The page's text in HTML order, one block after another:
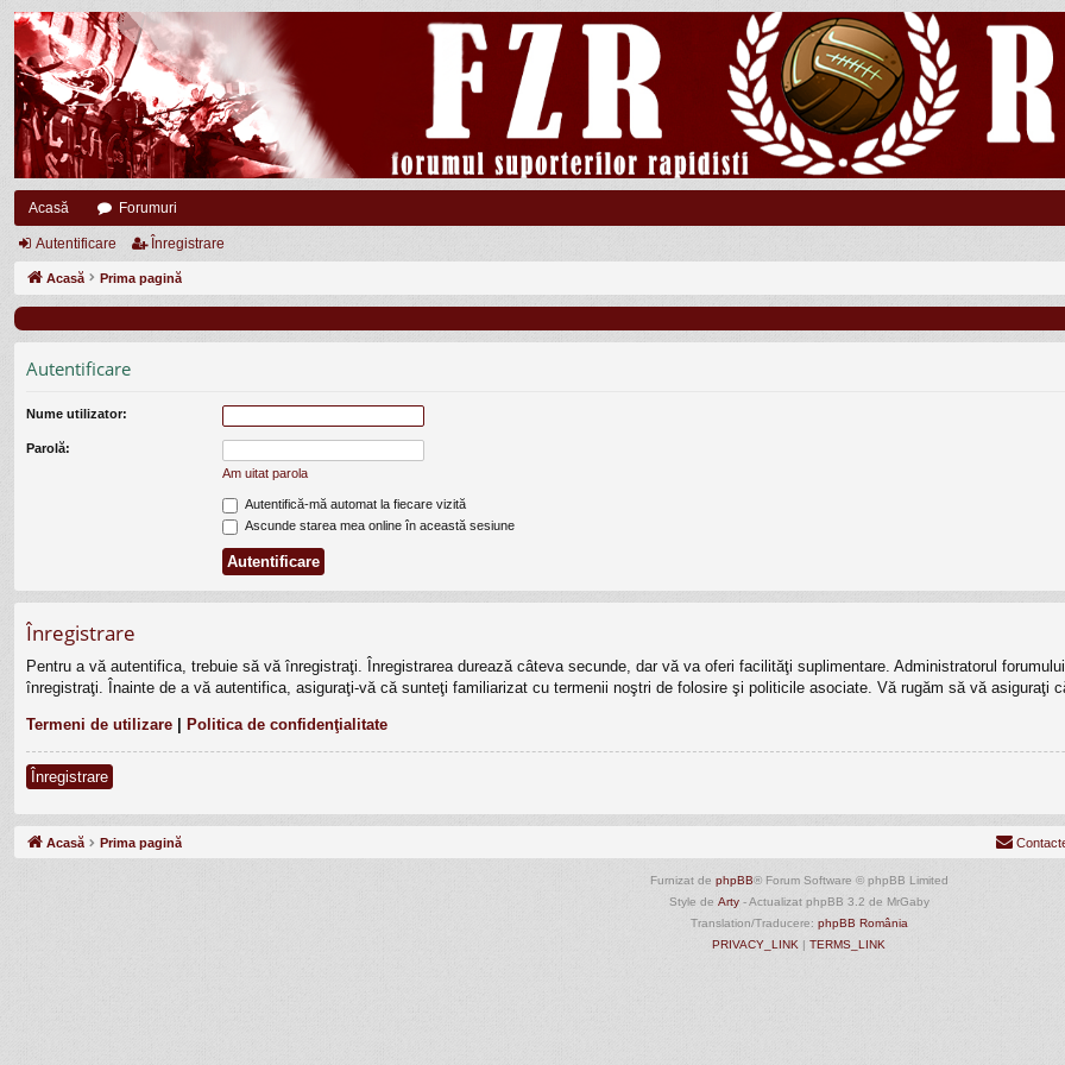
Acasă Forumuri
Autentificare Înregistrare
Acasă Prima pagină
Autentificare
Nume utilizator:
Parolă:
Am uitat parola
Autentifică-mă automat la fiecare vizită
Ascunde starea mea online în această sesiune
Înregistrare
Pentru a vă autentifica, trebuie să vă înregistraţi. Înregistrarea durează câteva secunde, dar vă va oferi facilităţi suplimentare. Administratorul
înregistraţi. Înainte de a vă autentifica, asiguraţi-vă că sunteţi familiarizat cu termenii noştri de folosire şi politicile asociate. Vă rugăm să vă asiguraţi
Termeni de utilizare Politica de confidenţialitate
Înregistrare
Acasă Prima pagină
Furnizat de phpBB® Forum Software © phpBB Limited
Style de Arty- Actualizat phpBB 3.2 de MrGaby
Translation/Traducere: phpBB România
PRIVACY_LINK | TERMS_LINK